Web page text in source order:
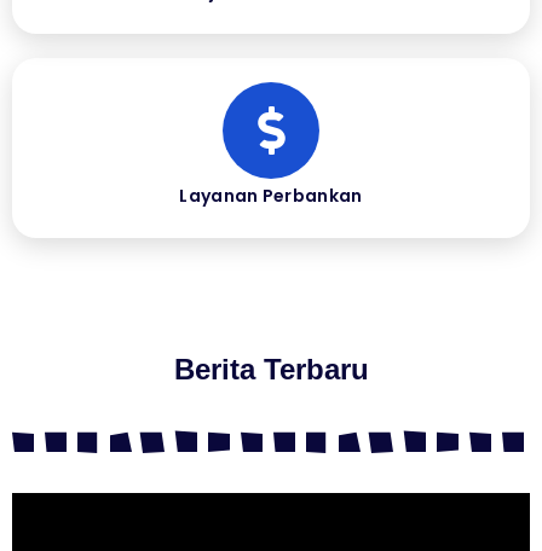
Layanan Perbankan
Berita Terbaru